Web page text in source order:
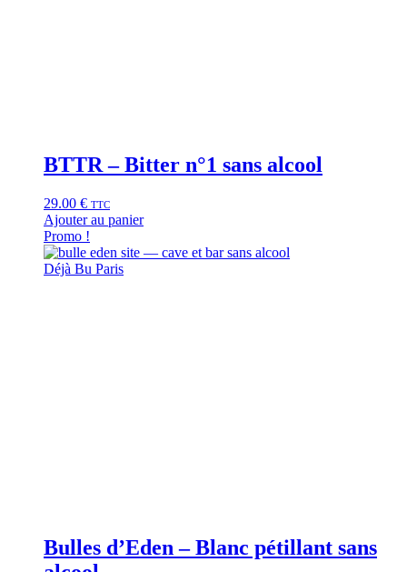
BTTR – Bitter n°1 sans alcool
29.00 € TTC
Ajouter au panier
Promo !
Bulles d’Eden – Blanc pétillant sans